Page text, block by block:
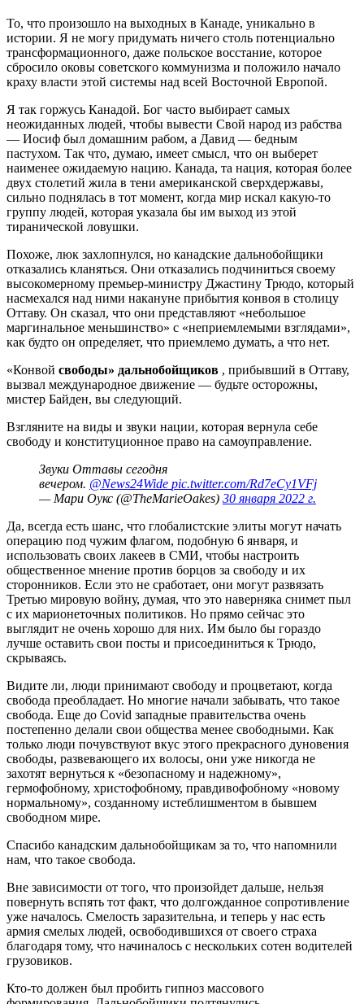
То, что произошло на выходных в Канаде, уникально в
истории. Я не могу придумать ничего столь потенциально
трансформационного, даже польское восстание, которое
сбросило оковы советского коммунизма и положило начало
краху власти этой системы над всей Восточной Европой.
Я так горжусь Канадой. Бог часто выбирает самых
неожиданных людей, чтобы вывести Свой народ из рабства
— Иосиф был домашним рабом, а Давид — бедным
пастухом. Так что, думаю, имеет смысл, что он выберет
наименее ожидаемую нацию. Канада, та нация, которая более
двух столетий жила в тени американской сверхдержавы,
сильно поднялась в тот момент, когда мир искал какую-то
группу людей, которая указала бы им выход из этой
тиранической ловушки.
Похоже, люк захлопнулся, но канадские дальнобойщики
отказались кланяться. Они отказались подчиниться своему
высокомерному премьер-министру Джастину Трюдо, который
насмехался над ними накануне прибытия конвоя в столицу
Оттаву. Он сказал, что они представляют «небольшое
маргинальное меньшинство» с «неприемлемыми взглядами»,
как будто он определяет, что приемлемо думать, а что нет.
«Конвой свободы» дальнобойщиков , прибывший в Оттаву,
вызвал международное движение — будьте осторожны,
мистер Байден, вы следующий.
Взгляните на виды и звуки нации, которая вернула себе
свободу и конституционное право на самоуправление.
Звуки Оттавы сегодня
вечером. @News24Wide pic.twitter.com/Rd7eCy1VFj
— Мари Оукс (@TheMarieOakes) 30 января 2022 г.
Да, всегда есть шанс, что глобалистские элиты могут начать
операцию под чужим флагом, подобную 6 января, и
использовать своих лакеев в СМИ, чтобы настроить
общественное мнение против борцов за свободу и их
сторонников. Если это не сработает, они могут развязать
Третью мировую войну, думая, что это наверняка снимет пыл
с их марионеточных политиков. Но прямо сейчас это
выглядит не очень хорошо для них. Им было бы гораздо
лучше оставить свои посты и присоединиться к Трюдо,
скрываясь.
Видите ли, люди принимают свободу и процветают, когда
свобода преобладает. Но многие начали забывать, что такое
свобода. Еще до Covid западные правительства очень
постепенно делали свои общества менее свободными. Как
только люди почувствуют вкус этого прекрасного дуновения
свободы, развевающего их волосы, они уже никогда не
захотят вернуться к «безопасному и надежному»,
гермофобному, христофобному, правдивофобному «новому
нормальному», созданному истеблишментом в бывшем
свободном мире.
Спасибо канадским дальнобойщикам за то, что напомнили
нам, что такое свобода.
Вне зависимости от того, что произойдет дальше, нельзя
повернуть вспять тот факт, что долгожданное сопротивление
уже началось. Смелость заразительна, и теперь у нас есть
армия смелых людей, освободившихся от своего страха
благодаря тому, что начиналось с нескольких сотен водителей
грузовиков.
Кто-то должен был пробить гипноз массового